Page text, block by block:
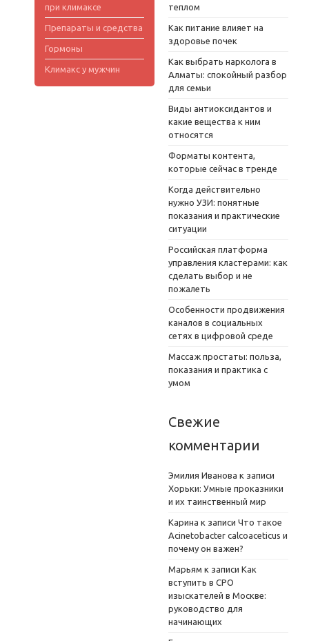
при климаксе
Препараты и средства
Гормоны
Климакс у мужчин
теплом
Как питание влияет на
здоровье почек
Как выбрать нарколога в
Алматы: спокойный разбор
для семьи
Виды антиоксидантов и
какие вещества к ним
относятся
Форматы контента,
которые сейчас в тренде
Когда действительно
нужно УЗИ: понятные
показания и практические
ситуации
Российская платформа
управления кластерами: как
сделать выбор и не
пожалеть
Особенности продвижения
каналов в социальных
сетях в цифровой среде
Массаж простаты: польза,
показания и практика с
умом
Свежие
комментарии
Эмилия Иванова к записи
Хорьки: Умные проказники
и их таинственный мир
Карина к записи Что такое
Acinetobacter calcoaceticus и
почему он важен?
Марьям к записи Как
вступить в СРО
изыскателей в Москве:
руководство для
начинающих